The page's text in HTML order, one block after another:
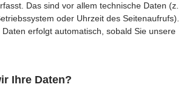
Das sind vor allem technische Daten (z.
oder Uhrzeit des Seitenaufrufs).
erfolgt automatisch, sobald Sie unsere
Ihre Daten?